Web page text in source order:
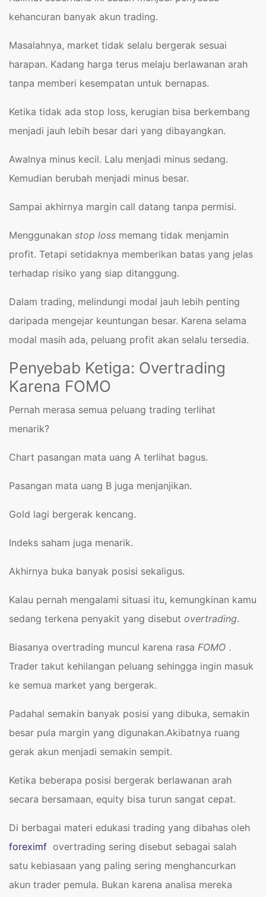
kehancuran banyak akun trading.
Masalahnya, market tidak selalu bergerak sesuai
harapan. Kadang harga terus melaju berlawanan arah
tanpa memberi kesempatan untuk bernapas.
Ketika tidak ada stop loss, kerugian bisa berkembang
menjadi jauh lebih besar dari yang dibayangkan.
Awalnya minus kecil. Lalu menjadi minus sedang.
Kemudian berubah menjadi minus besar.
Sampai akhirnya margin call datang tanpa permisi.
Menggunakan stop loss memang tidak menjamin
profit. Tetapi setidaknya memberikan batas yang jelas
terhadap risiko yang siap ditanggung.
Dalam trading, melindungi modal jauh lebih penting
daripada mengejar keuntungan besar. Karena selama
modal masih ada, peluang profit akan selalu tersedia.
Penyebab Ketiga: Overtrading
Karena FOMO
Pernah merasa semua peluang trading terlihat
menarik?
Chart pasangan mata uang A terlihat bagus.
Pasangan mata uang B juga menjanjikan.
Gold lagi bergerak kencang.
Indeks saham juga menarik.
Akhirnya buka banyak posisi sekaligus.
Kalau pernah mengalami situasi itu, kemungkinan kamu
sedang terkena penyakit yang disebut overtrading.
Biasanya overtrading muncul karena rasa FOMO .
Trader takut kehilangan peluang sehingga ingin masuk
ke semua market yang bergerak.
Padahal semakin banyak posisi yang dibuka, semakin
besar pula margin yang digunakan.Akibatnya ruang
gerak akun menjadi semakin sempit.
Ketika beberapa posisi bergerak berlawanan arah
secara bersamaan, equity bisa turun sangat cepat.
Di berbagai materi edukasi trading yang dibahas oleh
foreximf overtrading sering disebut sebagai salah
satu kebiasaan yang paling sering menghancurkan
akun trader pemula. Bukan karena analisa mereka